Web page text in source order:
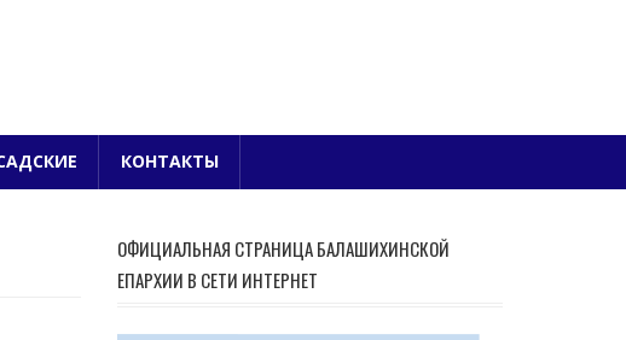
КОНТАКТЫ
ОФИЦИАЛЬНАЯ СТРАНИЦА БАЛАШИХИНСКОЙ
ЕПАРХИИ В СЕТИ ИНТЕРНЕТ